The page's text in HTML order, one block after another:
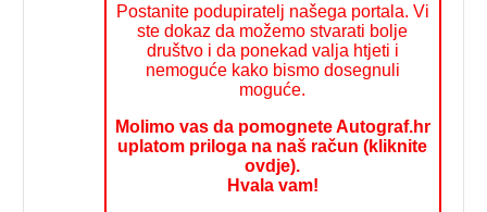
Postanite podupiratelj našega portala. Vi
ste dokaz da možemo stvarati bolje
društvo i da ponekad valja htjeti i
nemoguće kako bismo dosegnuli
moguće.
Molimo vas da pomognete Autograf.hr
uplatom priloga na naš račun (kliknite
ovdje).
Hvala vam!